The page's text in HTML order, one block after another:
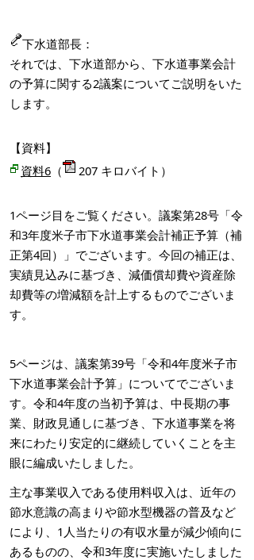
下水道部長：
それでは、下水道部から、下水道事業会計
の予算に関する2議案についてご説明をいた
します。
【資料】
資料6 （ 207 キロバイト）
1ページ目をご覧ください。議案第28号「令
和3年度米子市下水道事業会計補正予算（補
正第4回）」でございます。今回の補正は、
実績見込みに基づき、減価償却費や資産除
却費等の増減額を計上するものでございま
す。
5ページは、議案第39号「令和4年度米子市
下水道事業会計予算」についてでございま
す。令和4年度の当初予算は、中長期の事
業、財政見通しに基づき、下水道事業を将
来にわたり安定的に継続していくことを主
眼に編成いたしました。
主な事業収入である使用料収入は、近年の
節水意識の高まりや節水型機器の普及など
により、1人当たりの有収水量が減少傾向に
あるものの、令和3年度に実施いたしました